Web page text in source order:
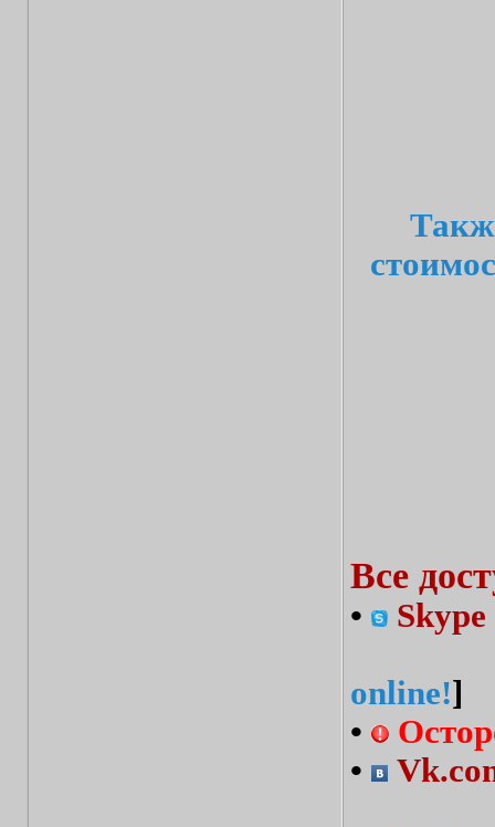
Все
•
online!]
•
•